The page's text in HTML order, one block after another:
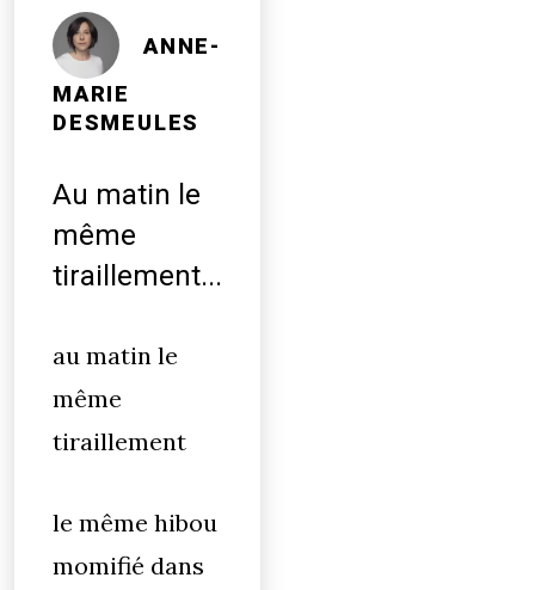
ANNE-
MARIE
DESMEULES
Au matin le
même
tiraillement...
au matin le
même
tiraillement
le même hibou
momifié dans